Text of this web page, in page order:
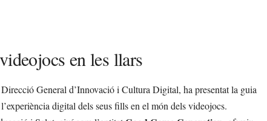
en les llars
General d’Innovació i Cultura Digital, ha presentat la guia
digital dels seus fills en el món dels videojocs.